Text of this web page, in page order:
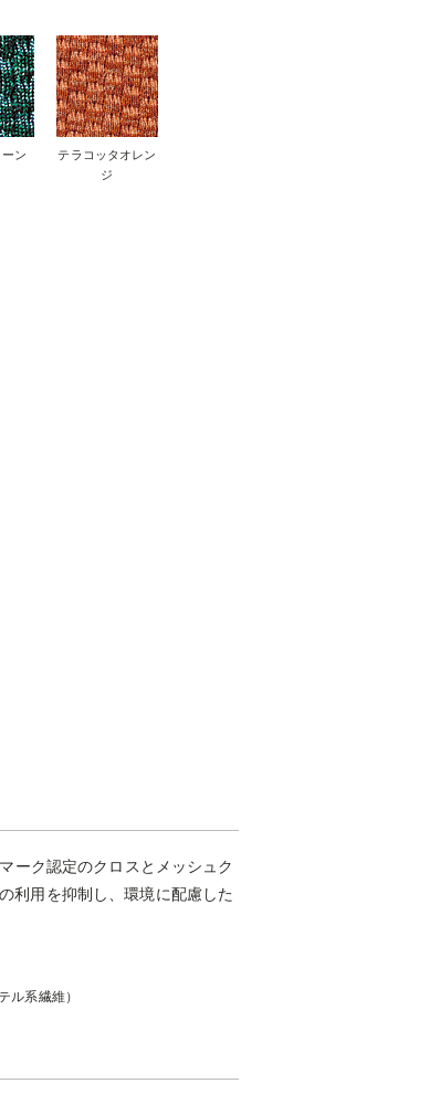
ン
テラコッタオレン
ジ
ーク認定のクロスとメッシュク
利用を抑制し、環境に配慮した
ル系繊維）